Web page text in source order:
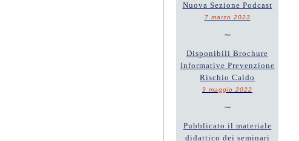
Nuova Sezione Podcast
7 marzo 2023
~
Disponibili Brochure
Informative Prevenzione
Rischio Caldo
9 maggio 2022
~
Pubblicato il materiale
didattico dei seminari